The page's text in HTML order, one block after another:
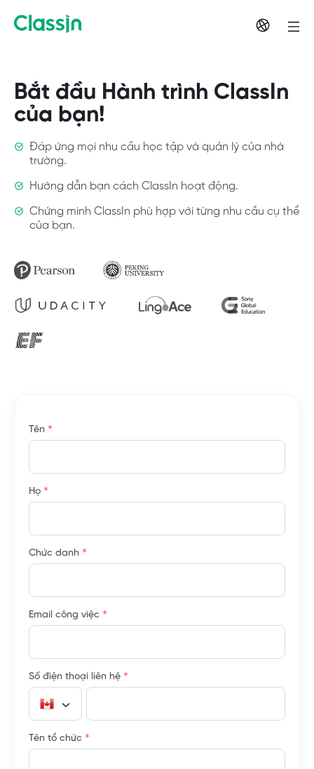
Bắt đầu Hành trình ClassIn
của bạn!
Đáp ứng mọi nhu cầu học tập và quản lý của nhà
trường.
Hướng dẫn bạn cách ClassIn hoạt động.
Chứng minh ClassIn phù hợp với từng nhu cầu cụ thể
của bạn.
Tên *
Họ *
Chức danh *
Email công việc *
Số điện thoại liên hệ *
Tên tổ chức *